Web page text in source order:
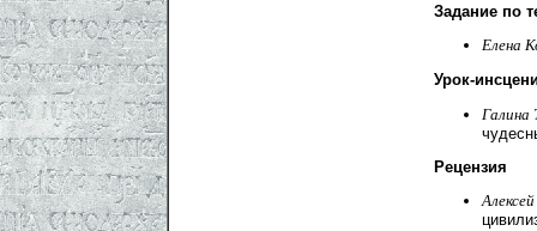
Задание по
Елена
Урок-
Галина
Рецензия